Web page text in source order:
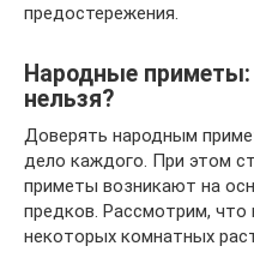
предостережения.
Народные
нельзя?
Доверять народным
дело каждого. При этом
приметы возникают на
предков. Рассмотрим, что
некоторых комнатных